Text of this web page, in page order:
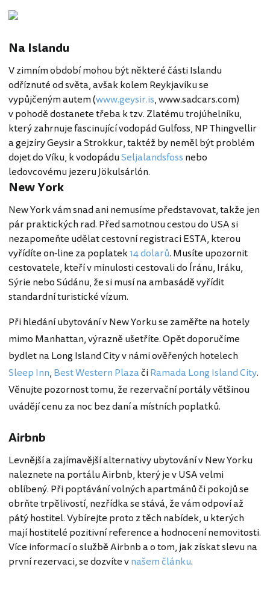
Na Islandu
V zimním období mohou být některé části Islandu
odříznuté od světa, avšak kolem Reykjavíku se
vypůjčeným autem (www.geysir.is, www.sadcars.com)
v pohodě dostanete třeba k tzv. Zlatému trojúhelníku,
který zahrnuje fascinující vodopád Gulfoss, NP Thingvellir
a gejzíry Geysir a Strokkur, taktéž by neměl být problém
dojet do Víku, k vodopáduSeljalandsfoss nebo
ledovcovému jezeru Jökulsárlón.
New York
New York vám snad ani nemusíme představovat, takže jen
pár praktických rad. Před samotnou cestou do USA si
nezapomeňte udělat cestovní registraci ESTA, kterou
vyřídíte on-line za poplatek14 dolarů. Musíte upozornit
cestovatele, kteří v minulosti cestovali do Íránu, Iráku,
Sýrie nebo Súdánu, že si musí na ambasádě vyřídit
standardní turistické vízum.
Při hledání ubytování v New Yorku se zaměřte na hotely
mimo Manhattan, výrazně ušetříte. Opět doporučíme
bydlet na Long Island City v námi ověřených hotelech
Sleep Inn, Best Western PlazačiRamada Long Island City.
Věnujte pozornost tomu, že rezervační portály většinou
uvádějí cenu za noc bez daní a místních poplatků.
Airbnb
Levnější a zajímavější alternativy ubytování v New Yorku
naleznete na portálu Airbnb, který je v USA velmi
oblíbený. Při poptávání volných apartmánů či pokojů se
obrňte trpělivostí, nezřídka se stává, že vám odpoví až
pátý hostitel. Vybírejte proto z těch nabídek, u kterých
mají hostitelé pozitivní reference a hodnocení nemovitosti.
Více informací o službě Airbnb a o tom, jak získat slevu na
první rezervaci, se dozvíte vnašem článku.